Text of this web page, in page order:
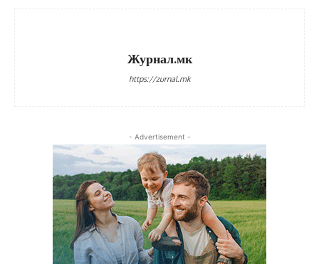
Журнал.мк
https://zurnal.mk
- Advertisement -